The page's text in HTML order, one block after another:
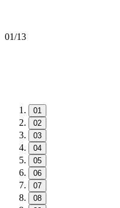
01/13
01
02
03
04
05
06
07
08